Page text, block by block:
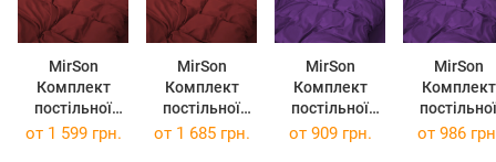
MirSon
Комплект
постільної
білизни №19-
MirSon
Комплект
постільної
білизни №19-
MirSon
Комплект
постільної
білизни №19-
MirSon
Комплект
постільної
білизни №19-
от 1 599 грн. от 1 685 грн. от 909 грн. от 986